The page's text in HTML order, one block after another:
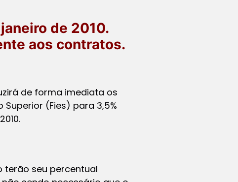
de 2010.
aos contratos.
de forma imediata os
(Fies) para 3,5%
terão seu percentual